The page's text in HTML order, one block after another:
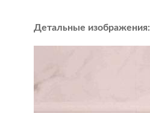
Детальные изображения: